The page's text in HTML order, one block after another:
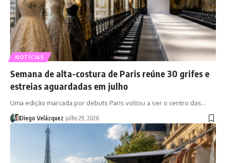
NOTÍCIAS
Semana de alta-costura de Paris reúne 30 grifes e
estreias aguardadas em julho
Uma edição marcada por debuts Paris voltou a ser o centro das…
Diego Velázquez julho 29, 2026